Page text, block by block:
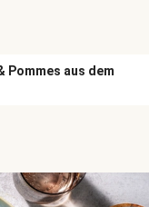
Pommes aus dem